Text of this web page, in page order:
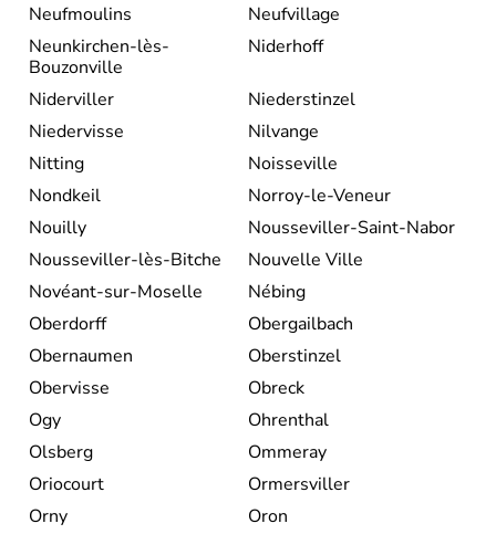
Neufmoulins
Neufvillage
Neunkirchen-lès-
Bouzonville
Niderhoff
Niderviller
Niederstinzel
Niedervisse
Nilvange
Nitting
Noisseville
Nondkeil
Norroy-le-Veneur
Nouilly
Nousseviller-Saint-Nabor
Nousseviller-lès-Bitche
Nouvelle Ville
Novéant-sur-Moselle
Nébing
Oberdorff
Obergailbach
Obernaumen
Oberstinzel
Obervisse
Obreck
Ogy
Ohrenthal
Olsberg
Ommeray
Oriocourt
Ormersviller
Orny
Oron